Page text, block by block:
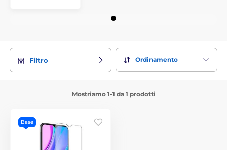
Filtro Ordinamento
Mostriamo 1-1 da 1 prodotti
Base